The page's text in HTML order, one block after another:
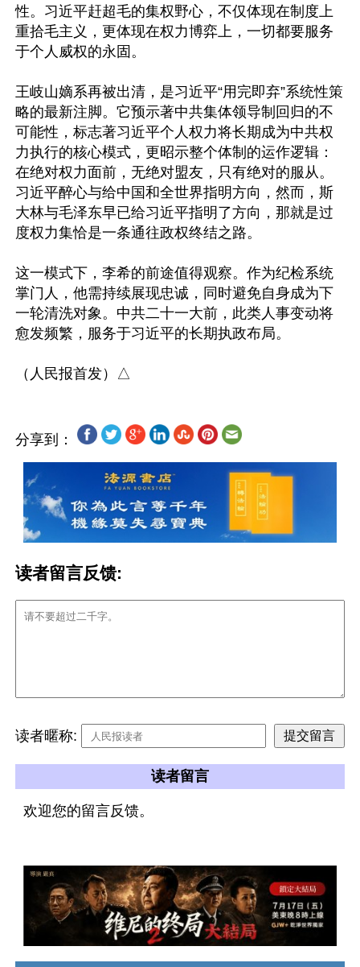
性。习近平赶超毛的集权野心，不仅体现在制度上
重拾毛主义，更体现在权力博弈上，一切都要服务
于个人威权的永固。
王岐山嫡系再被出清，是习近平“用完即弃”系统性策
略的最新注脚。它预示著中共集体领导制回归的不
可能性，标志著习近平个人权力将长期成为中共权
力执行的核心模式，更昭示整个体制的运作逻辑：
在绝对权力面前，无绝对盟友，只有绝对的服从。
习近平醉心与给中国和全世界指明方向，然而，斯
大林与毛泽东早已给习近平指明了方向，那就是过
度权力集恰是一条通往政权终结之路。
这一模式下，李希的前途值得观察。作为纪检系统
掌门人，他需持续展现忠诚，同时避免自身成为下
一轮清洗对象。中共二十一大前，此类人事变动将
愈发频繁，服务于习近平的长期执政布局。
分享到：
读者留言反馈:
读者暱称:
读者留言
欢迎您的留言反馈。